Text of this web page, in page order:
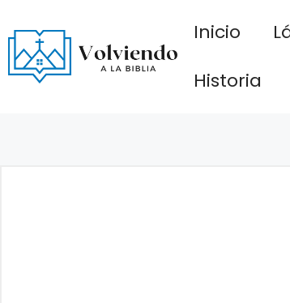
al
contenido
Inicio
Historia